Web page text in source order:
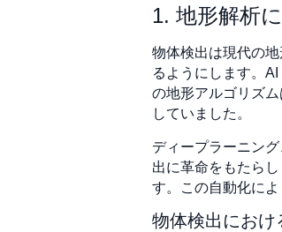
1. 地形解析
物体検出は現代の
るようにします。
の地形アルゴリズ
していました。
ディープラーニン
出に革命をもたら
す。この自動化に
物体検出におけ